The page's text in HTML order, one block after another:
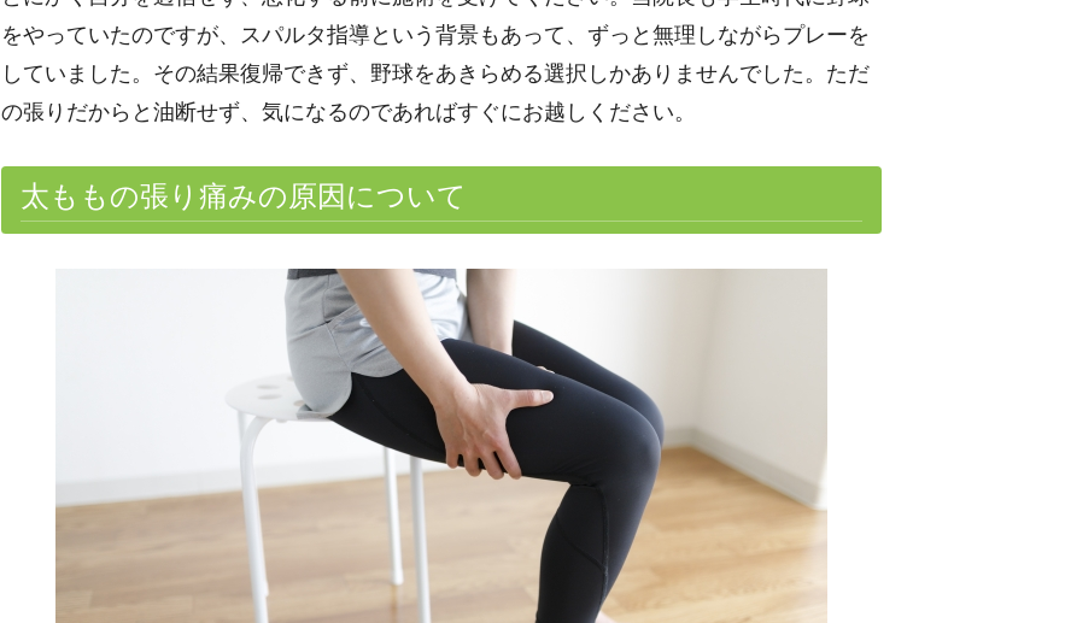
をやっていたのですが、スパルタ指導という背景もあって、ずっと無理しながらプレーを
していました。その結果復帰できず、野球をあきらめる選択しかありませんでした。ただ
の張りだからと油断せず、気になるのであればすぐにお越しください。
太ももの張り痛みの原因について